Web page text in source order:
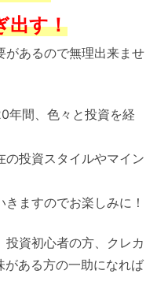
出す！
があるので無理出来ませ
年間、色々と投資を経
の投資スタイルやマイン
ますのでお楽しみに！
資初心者の方、クレカ
ある方の一助になれば